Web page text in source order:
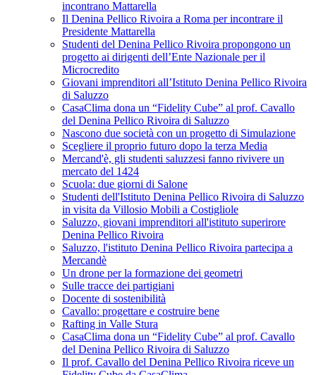
incontrano Mattarella
Il Denina Pellico Rivoira a Roma per incontrare il
Presidente Mattarella
Studenti del Denina Pellico Rivoira propongono un
progetto ai dirigenti dell’Ente Nazionale per il
Microcredito
Giovani imprenditori all’Istituto Denina Pellico Rivoira
di Saluzzo
CasaClima dona un “Fidelity Cube” al prof. Cavallo
del Denina Pellico Rivoira di Saluzzo
Nascono due società con un progetto di Simulazione
Scegliere il proprio futuro dopo la terza Media
Mercand'è, gli studenti saluzzesi fanno rivivere un
mercato del 1424
Scuola: due giorni di Salone
Studenti dell'Istituto Denina Pellico Rivoira di Saluzzo
in visita da Villosio Mobili a Costigliole
Saluzzo, giovani imprenditori all'istituto superirore
Denina Pellico Rivoira
Saluzzo, l'istituto Denina Pellico Rivoira partecipa a
Mercandè
Un drone per la formazione dei geometri
Sulle tracce dei partigiani
Docente di sostenibilità
Cavallo: progettare e costruire bene
Rafting in Valle Stura
CasaClima dona un “Fidelity Cube” al prof. Cavallo
del Denina Pellico Rivoira di Saluzzo
Il prof. Cavallo del Denina Pellico Rivoira riceve un